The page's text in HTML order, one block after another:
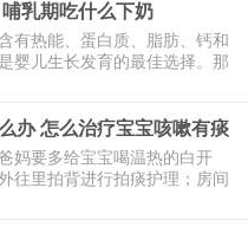
乳期吃什么下奶
有热能、蛋白质、脂肪、钙和
婴儿生长发育的最佳选择。那
办 怎么治疗宝宝咳嗽有痰
妈要多给宝宝喝温热的白开
往里拍背进行拍痰护理；房间
疗。